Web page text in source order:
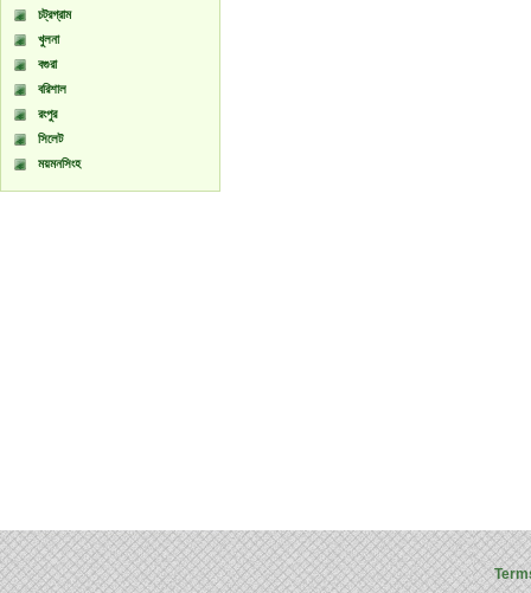
চট্রগ্রাম
খুলনা
বগুরা
বরিশাল
রংপুর
সিলেট
ময়মনসিংহ